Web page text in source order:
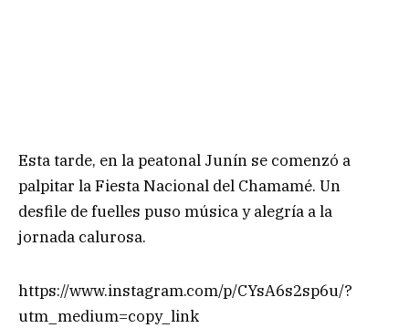
Esta tarde, en la peatonal Junín se comenzó a
palpitar la Fiesta Nacional del Chamamé. Un
desfile de fuelles puso música y alegría a la
jornada calurosa.
https://www.instagram.com/p/CYsA6s2sp6u/?
utm_medium=copy_link